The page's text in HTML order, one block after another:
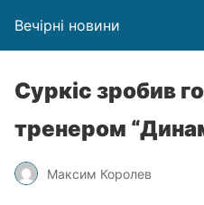
Вечірні новини
Суркіс зробив
тренером
Максим Королев